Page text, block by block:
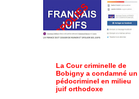
La Cour criminelle de
Bobigny a condamné un
pédocriminel en milieu
juif orthodoxe